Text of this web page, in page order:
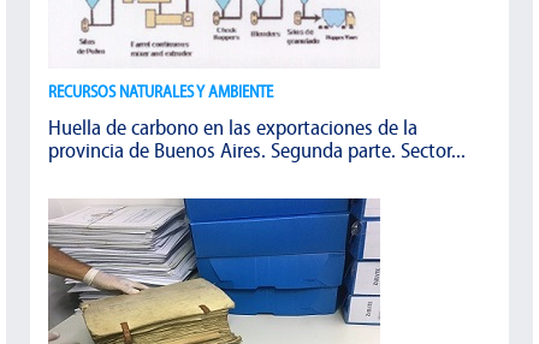
RECURSOS NATURALES Y AMBIENTE
Huella de carbono en las exportaciones de la
provincia de Buenos Aires. Segunda parte. Sector...